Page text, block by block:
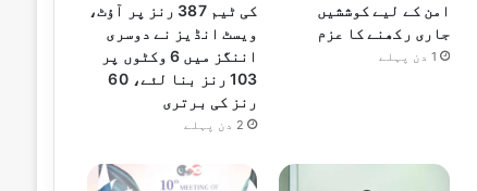
امن کے لیے کوششیں
جاری رکھنے کا عزم
1 دن پہلے
کی ٹیم 387 رنز پر آؤٹ،
ویسٹ انڈیز نے دوسری
اننگز میں 6 وکٹوں پر
103 رنز بنا لئے، 60
رنز کی برتری
2 دن پہلے